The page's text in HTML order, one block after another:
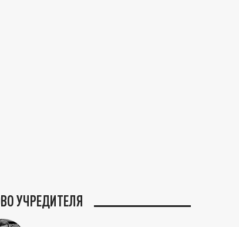
УЧРЕДИТЕЛЯ